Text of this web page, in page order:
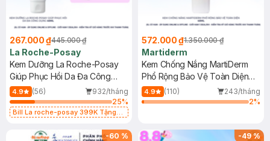
267.000 ₫445.000 ₫
La Roche-Posay
Kem Dưỡng La Roche-Posay
Giúp Phục Hồi Da Đa Công
Dụng 40ml
4.9 (56)
932/tháng
25%
Bill La roche-posay 399K Tặng
(SL có hạn)
572.000 ₫1.350.000 ₫
Martiderm
Kem Chống Nắng MartiDerm
Phổ Rộng Bảo Vệ Toàn Diện
40ml
4.9 (110)
243/tháng
2%
-60 % -49%